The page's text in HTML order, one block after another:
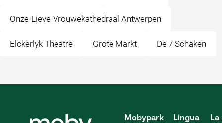
Onze-Lieve-Vrouwekathedraal Antwerpen
Elckerlyk Theatre Grote Markt De 7 Schaken
Mobypark
Lingua
La